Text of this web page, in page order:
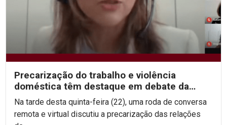
Precarização do trabalho e violência
doméstica têm destaque em debate da
Semana da Mulher
Na tarde desta quinta-feira (22), uma roda de conversa
remota e virtual discutiu a precarização das relações